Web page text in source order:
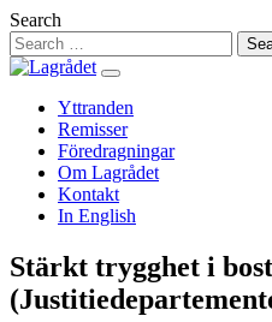
Hoppa
till
innehåll
Search
Yttranden
Remisser
Föredragningar
Om Lagrådet
Kontakt
In English
Stärkt trygghet i